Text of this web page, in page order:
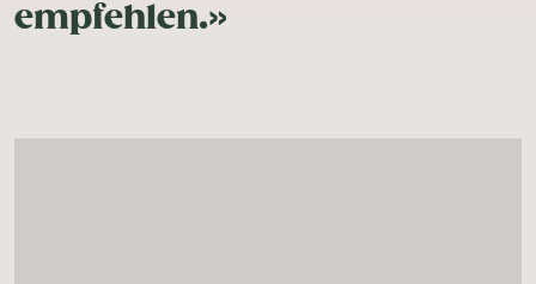
empfehlen.»